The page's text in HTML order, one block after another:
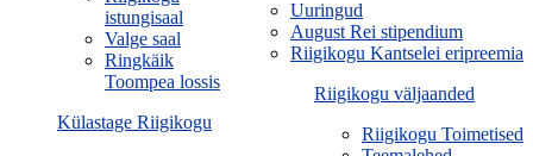
Uuringud
August Rei stipendium
Riigikogu Kantselei eripreemia
Riigikogu väljaanded
Riigikogu Toimetised
istungisaal
Valge saal
Ringkäik
Toompea lossis
Külastage Riigikogu